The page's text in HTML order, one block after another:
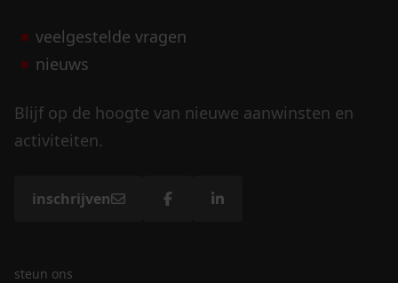
veelgestelde vragen
nieuws
Blijf op de hoogte van nieuwe aanwinsten en
activiteiten.
inschrijven
steun ons